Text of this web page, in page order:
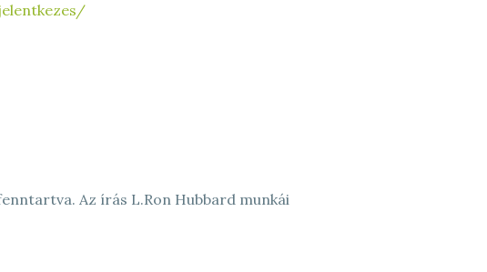
Az írás L.Ron Hubbard munkái